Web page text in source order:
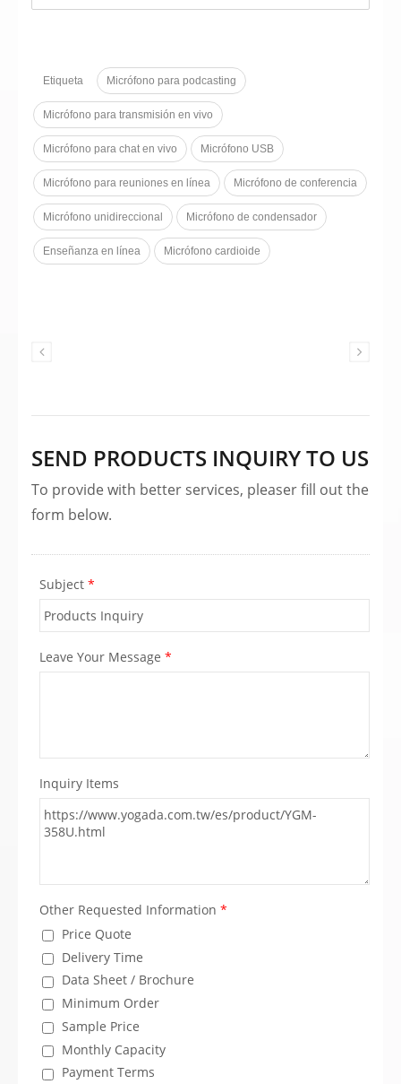
elegante carcasa de metal negro, el
con controles de volumen
independientes para el micrófono y los
auriculares, selección estéreo/mono y
ajuste de GAIN, ofrece una gestión de
audio versátil.
Etiqueta Micrófono para podcasting
Micrófono para transmisión en vivo
Micrófono para chat en vivo Micrófono USB
Micrófono para reuniones en línea Micrófono de conferencia
Micrófono unidireccional Micrófono de condensador
Enseñanza en línea Micrófono cardioide